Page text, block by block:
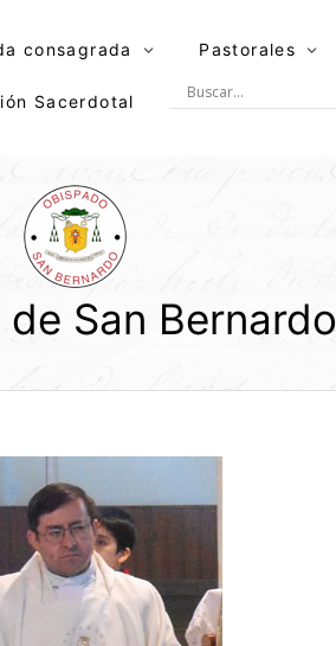
consagrada Pastorales
Sacerdotal
San Bernardo